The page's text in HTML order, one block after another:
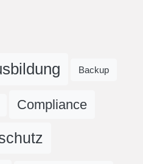
Backup
Compliance